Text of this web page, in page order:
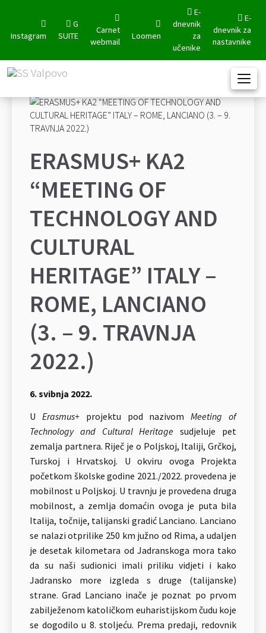
Instagram
G
SUITE
Carnet
webmail
Loomen
E-
dnevnik
za
učenike
E-
dnevnik za
nastavnike
ERASMUS+ KA2
“MEETING OF
TECHNOLOGY AND
CULTURAL
HERITAGE” ITALY –
ROME, LANCIANO
(3. – 9. TRAVNJA
2022.)
6. svibnja 2022.
U Erasmus+projektu pod nazivomMeeting of
Technology and Cultural Heritage sudjeluje pet
zemalja partnera. Riječ je o Poljskoj, Italiji, Grčkoj,
Turskoj i Hrvatskoj. U okviru ovoga Projekta
početkom školske godine 2021./2022. provedena je
mobilnost u Poljskoj. U travnju je provedena druga
mobilnost, a zemlja domaćin ovoga je puta bila
Italija, točnije, talijanski gradić Lanciano. Lanciano
se nalazi otprilike 250 km južno od Rima, a udaljen
je desetak kilometara od Jadranskoga mora tako
da su naši sudionici imali priliku vidjeti i kako
Jadransko more izgleda s druge (talijanske)
strane. Grad Lanciano inače je poznat po prvom
zabilježenom katoličkom euharistijskom čudu koje
se dogodilo u 8. stoljeću. Prema predaji, redovnik